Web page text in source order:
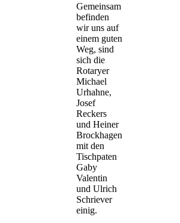
Gemeinsam
befinden
wir uns auf
einem guten
Weg, sind
sich die
Rotaryer
Michael
Urhahne,
Josef
Reckers
und Heiner
Brockhagen
mit den
Tischpaten
Gaby
Valentin
und Ulrich
Schriever
einig.